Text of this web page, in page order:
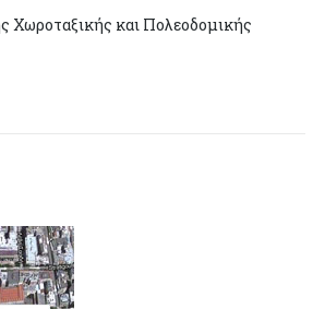
Χωροταξικής και Πολεοδομικής